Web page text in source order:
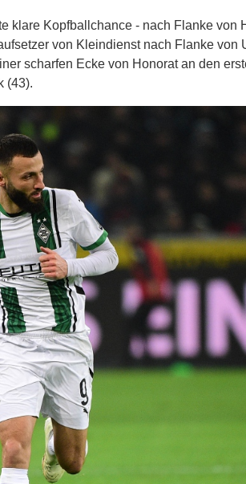
klare Kopfballchance - nach Flanke von
von Kleindienst nach Flanke von
scharfen Ecke von Honorat an den
(43).